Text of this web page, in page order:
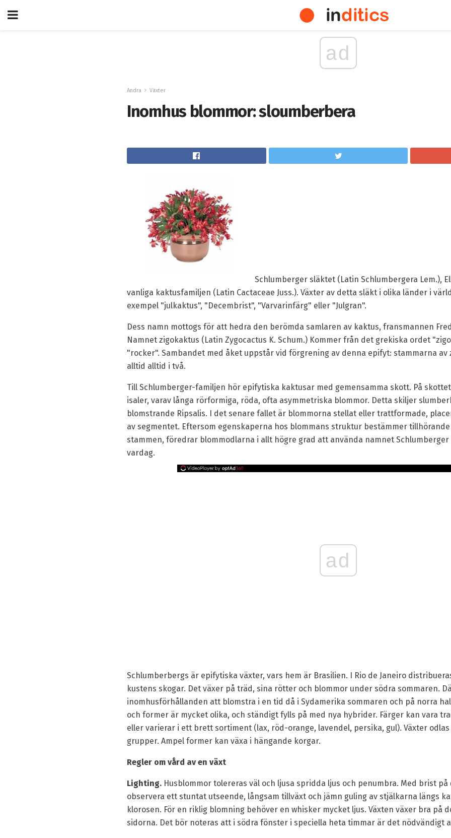
ad
Andra Växter
Inomhus blommor: sloumberbera
Schlumberger släktet (Latin Schlumbergera Lem.),
vanliga kaktusfamiljen (Latin Cactaceae Juss.). Växter av detta släkt i olika länder i
exempel "julkaktus", "Decembrist", "Varvarinfärg" eller "Julgran".
Dess namn mottogs för att hedra den berömda samlaren av kaktus, fransmannen
Namnet zigokaktus (Latin Zygocactus K. Schum.) Kommer från det grekiska ordet
"rocker". Sambandet med åket uppstår vid förgrening av denna epifyt: stammarna
alltid alltid i två.
Till Schlumberger-familjen hör epifytiska kaktusar med gemensamma skott. På
isaler, varav långa rörformiga, röda, ofta asymmetriska blommor. Detta skiljer
blomstrande Ripsalis. I det senare fallet är blommorna stellat eller trattformade,
av segmentet. Eftersom egenskaperna hos blommans struktur bestämmer
stammen, föredrar blommodlarna i allt högre grad att använda namnet Schlumberger
vardag.
ad
Schlumberbergs är epifytiska växter, vars hem är Brasilien. I Rio de Janeiro
kustens skogar. Det växer på träd, sina rötter och blommor under södra sommaren.
inomhusförhållanden att blomstra i en tid då i Sydamerika sommaren och på norra
och former är mycket olika, och ständigt fylls på med nya hybrider. Färger kan vara
eller varierar i ett brett sortiment (lax, röd-orange, lavendel, persika, gul). Växter
grupper. Ampel former kan växa i hängande korgar.
Regler om vård av en växt
Lighting. Husblommor tolereras väl och ljusa spridda ljus och penumbra. Med brist på
observera ett stuntat utseende, långsam tillväxt och jämn guling av stjälkarna längs
klorosen. För en riklig blomning behöver en whisker mycket ljus. Växten växer bra på
sidorna. Det bör noteras att i södra fönster i speciella heta timmar är det nödvändigt